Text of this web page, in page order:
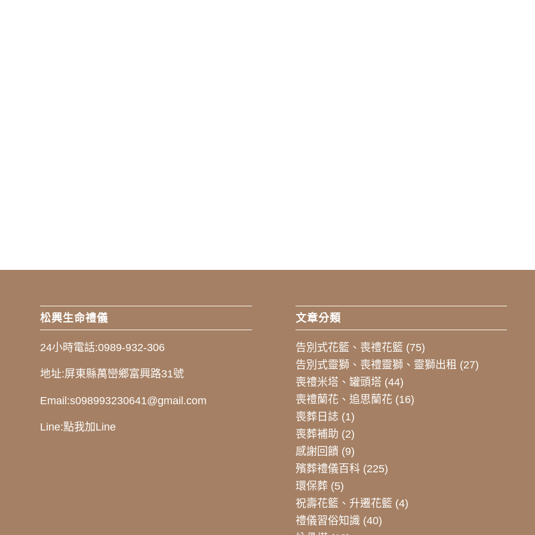
松興生命禮儀
24小時電話:0989-932-306
地址:屏東縣萬巒鄉富興路31號
Email:s098993230641@gmail.com
Line:點我加Line
文章分類
告別式花籃、喪禮花籃 (75)
告別式靈獅、喪禮靈獅、靈獅出租 (27)
喪禮米塔、罐頭塔 (44)
喪禮蘭花、追思蘭花 (16)
喪葬日誌 (1)
喪葬補助 (2)
感謝回饋(9)
殯葬禮儀百科(225)
環保葬(5)
祝壽花籃、升遷花籃 (4)
禮儀習俗知識 (40)